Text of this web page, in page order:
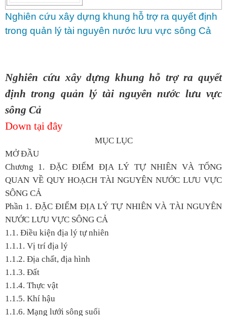
Nghiên cứu xây dựng khung hỗ trợ ra quyết định
trong quản lý tài nguyên nước lưu vực sông Cả
Nghiên cứu xây dựng khung hỗ trợ ra quyết
định trong quản lý tài nguyên nước lưu vực
sông Cả
Down tại đây
MỤC LỤC
MỞ ĐẦU
Chương 1. ĐẶC ĐIỂM ĐỊA LÝ TỰ NHIÊN VÀ TỔNG
QUAN VỀ QUY HOẠCH TÀI NGUYÊN NƯỚC LƯU VỰC
SÔNG CẢ
Phần 1. ĐẶC ĐIỂM ĐỊA LÝ TỰ NHIÊN VÀ TÀI NGUYÊN
NƯỚC LƯU VỰC SÔNG CẢ
1.1. Điều kiện địa lý tự nhiên
1.1.1. Vị trí địa lý
1.1.2. Địa chất, địa hình
1.1.3. Đất
1.1.4. Thực vật
1.1.5. Khí hậu
1.1.6. Mạng lưới sông suối